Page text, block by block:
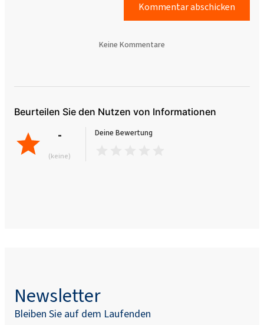
Kommentar abschicken
Keine Kommentare
Beurteilen Sie den Nutzen von Informationen
-
(keine)
Deine Bewertung
Newsletter
Bleiben Sie auf dem Laufenden